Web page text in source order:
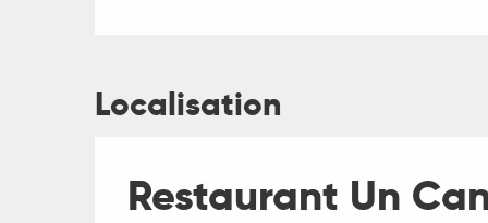
Localisation
Restaurant Un